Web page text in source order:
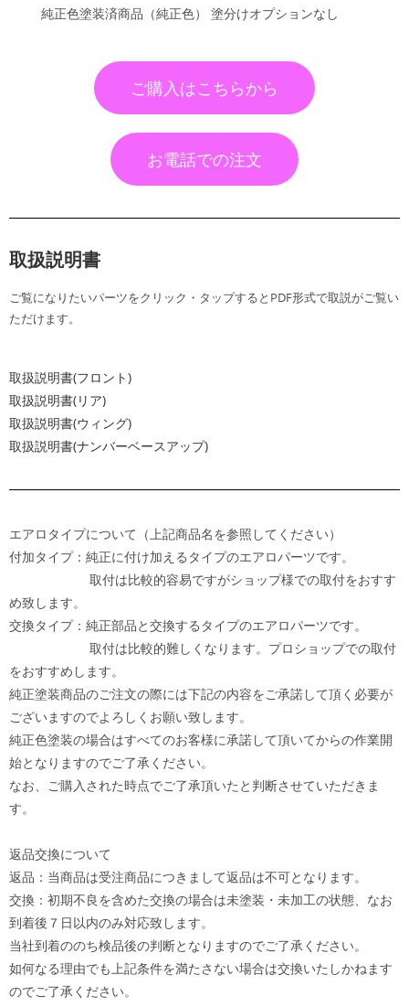
純正色塗装済商品（純正色） 塗分けオプションなし
ご購入はこちらから
お電話での注文
取扱説明書
ご覧になりたいパーツをクリック・タップするとPDF形式で取説がご覧い
ただけます。
取扱説明書(フロント)
取扱説明書(リア)
取扱説明書(ウィング)
取扱説明書(ナンバーベースアップ)
エアロタイプについて（上記商品名を参照してください）
付加タイプ：純正に付け加えるタイプのエアロパーツです。
取付は比較的容易ですがショップ様での取付をおすす
め致します。
交換タイプ：純正部品と交換するタイプのエアロパーツです。
取付は比較的難しくなります。プロショップでの取付
をおすすめします。
純正塗装商品のご注文の際には下記の内容をご承諾して頂く必要が
ございますのでよろしくお願い致します。
純正色塗装の場合はすべてのお客様に承諾して頂いてからの作業開
始となりますのでご了承ください。
なお、ご購入された時点でご了承頂いたと判断させていただきま
す。
返品交換について
返品：当商品は受注商品につきまして返品は不可となります。
交換：初期不良を含めた交換の場合は未塗装・未加工の状態、なお
到着後７日以内のみ対応致します。
当社到着ののち検品後の判断となりますのでご了承ください。
如何なる理由でも上記条件を満たさない場合は交換いたしかねます
のでご了承ください。